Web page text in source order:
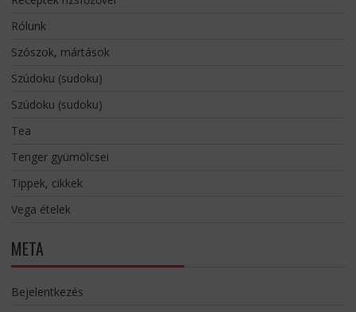
Rólunk
Szószok, mártások
Szúdoku (sudoku)
Szúdoku (sudoku)
Tea
Tenger gyümölcsei
Tippek, cikkek
Vega ételek
META
Bejelentkezés